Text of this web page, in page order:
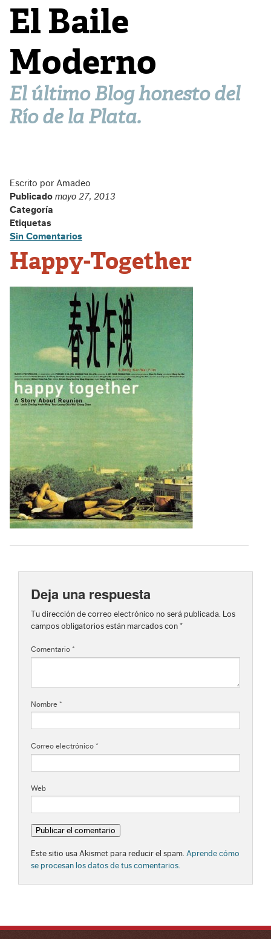
El Baile
Moderno
El último Blog honesto del
Río de la Plata.
Escrito por Amadeo
Publicado mayo 27, 2013
Categoría
Etiquetas
Sin Comentarios
Happy-Together
Deja una respuesta
Tu dirección de correo electrónico no será publicada. Los
campos obligatorios están marcados con *
Comentario *
Nombre *
Correo electrónico *
Web
Este sitio usa Akismet para reducir el spam. Aprende cómo
se procesan los datos de tus comentarios.